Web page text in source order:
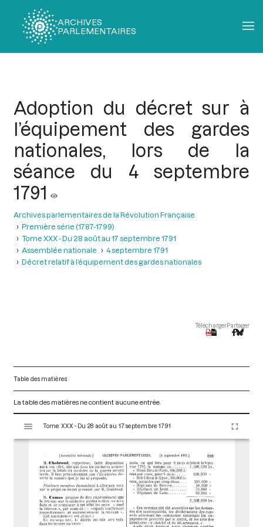
ARCHIVES
PARLEMENTAIRES
Adoption du décret sur à
l’équipement des gardes
nationales, lors de la
séance du 4 septembre
1791
Archives parlementaires de la Révolution Française
Première série (1787-1799)
Tome XXX - Du 28 août au 17 septembre 1791
Assemblée nationale
4 septembre 1791
Décret relatif à l’équipement des gardes nationales
TéléchargerPartager
Table des matières
La table des matières ne contient aucune entrée.
s
Tome XXX - Du 28 août au 17 septembre 1791